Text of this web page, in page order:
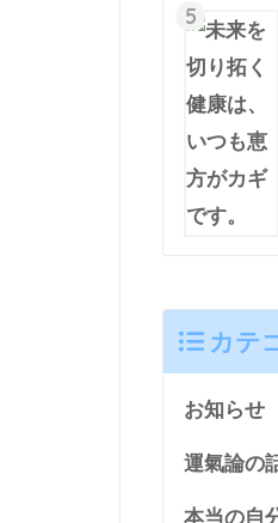
5
カテ
お知らせ
運氣論の
本当の自